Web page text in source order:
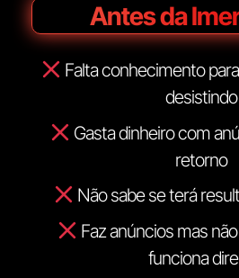
Antes da
Falta conhecimento
desistindo
Gasta dinheiro com
retorno
Não sabe se terá
Faz anúncios mas
funciona